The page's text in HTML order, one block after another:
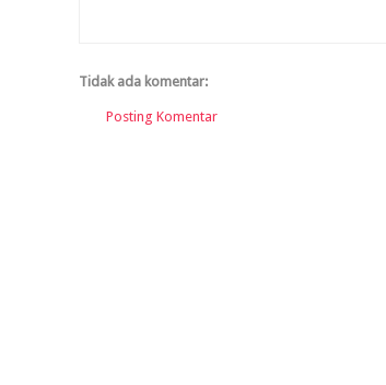
Tidak ada komentar:
Posting Komentar